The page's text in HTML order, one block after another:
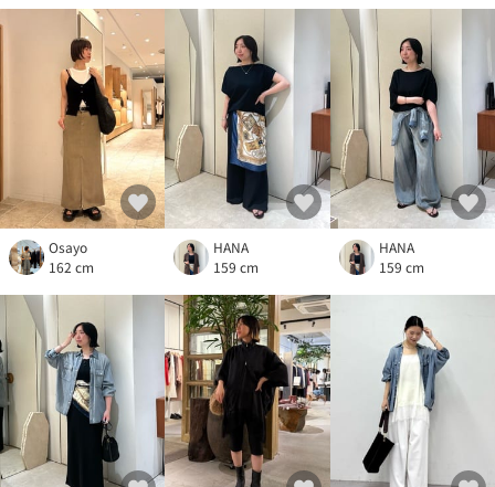
Osayo
162 cm
HANA
159 cm
HANA
159 cm